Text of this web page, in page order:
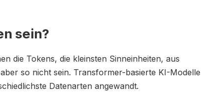
sein?
die Tokens, die kleinsten Sinneinheiten, aus
so nicht sein. Transformer-basierte KI-Modelle
Datenarten angewandt.